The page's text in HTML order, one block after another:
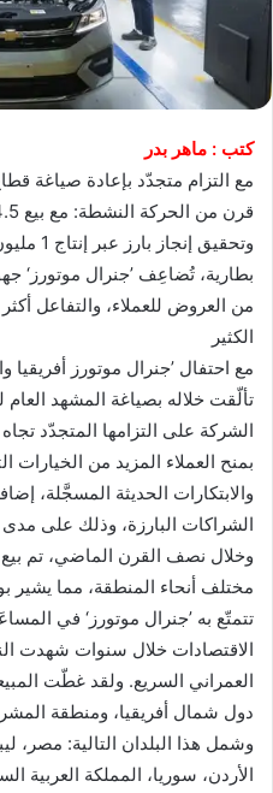
كتب : ماهر بدر
مع التزام متجدّد بإعادة صياغة
بطارية، تُضاعِف ’جنرال موتورز‘
من العروض للعملاء، والتفاعل
الكثير
مع احتفال ’جنرال موتورز
تألّقت خلاله بصياغة المشهد
الشركة على التزامها المتجدّد
بمنح العملاء المزيد من الخيارات
والابتكارات الحديثة المسجَّلة،
الشراكات البارزة، وذلك على مدى
مختلف أنحاء المنطقة، مما
تتمتّع به ’جنرال موتورز‘ في
الاقتصادات خلال سنوات شهدت
العمراني السريع. ولقد غطّت
دول شمال أفريقيا، ومنطقة
وشمل هذا البلدان التالية: مصر،
الأردن، سوريا، المملكة العربية